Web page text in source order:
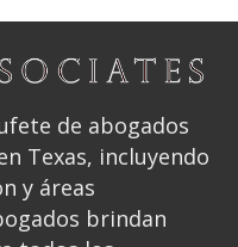
de abogados
Texas, incluyendo
y áreas
brindan